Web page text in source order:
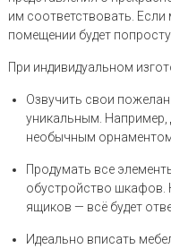
им соответствовать. Если
помещении будет
При индивидуальном
Озвучить свои
уникальным.
необычным
Продумать все
обустройство шкафов.
ящиков — всё будет
Идеально вписать